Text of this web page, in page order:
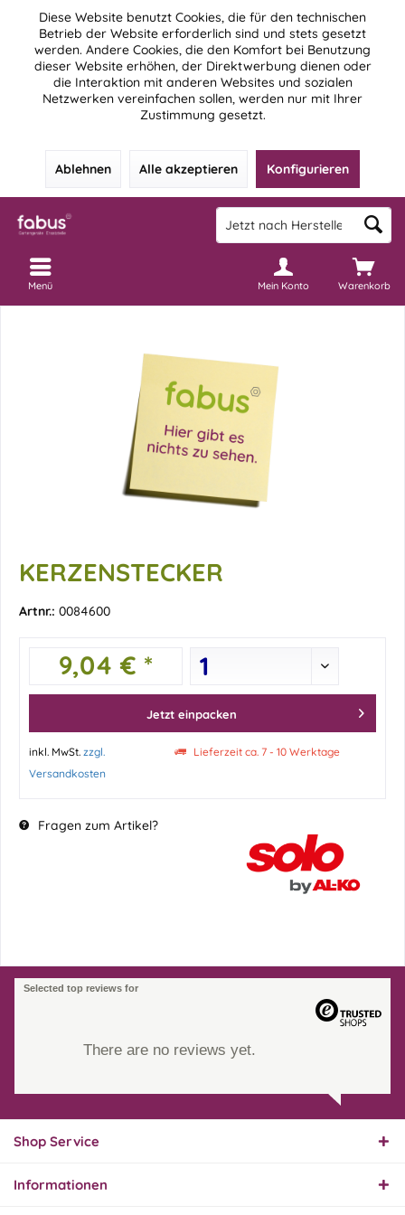
Diese Website benutzt Cookies, die für den technischen
Betrieb der Website erforderlich sind und stets gesetzt
werden. Andere Cookies, die den Komfort bei Benutzung
dieser Website erhöhen, der Direktwerbung dienen oder
die Interaktion mit anderen Websites und sozialen
Netzwerken vereinfachen sollen, werden nur mit Ihrer
Zustimmung gesetzt.
Ablehnen Alle akzeptieren Konfigurieren
Warenkorb
Mein Konto
Menü
KERZENSTECKER
Artnr.: 0084600
9,04 € *
Jetzt einpacken
inkl. MwSt. zzgl.
Versandkosten
Lieferzeit ca. 7 - 10 Werktage
Fragen zum Artikel?
Selected top reviews for
There are no reviews yet.
Shop Service
Informationen